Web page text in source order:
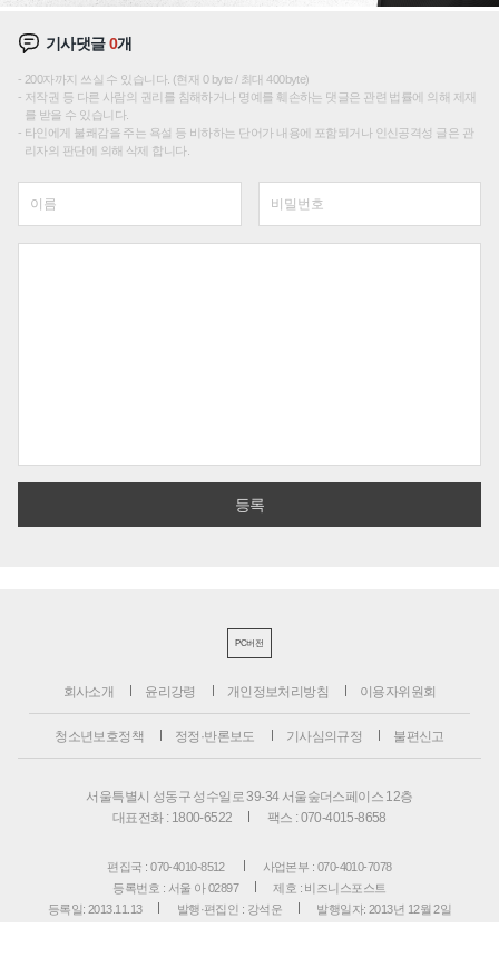
기사댓글0개
200자까지 쓰실 수 있습니다. (현재 0 byte / 최대 400byte)
저작권 등 다른 사람의 권리를 침해하거나 명예를 훼손하는 댓글은 관련 법률에 의해 제재
를 받을 수 있습니다.
타인에게 불쾌감을 주는 욕설 등 비하하는 단어가 내용에 포함되거나 인신공격성 글은 관
리자의 판단에 의해 삭제 합니다.
PC버전
회사소개 윤리강령 개인정보처리방침 이용자위원회
청소년보호정책 정정·반론보도 기사심의규정 불편신고
서울특별시 성동구 성수일로 39-34 서울숲더스페이스 12층
대표전화 : 1800-6522
팩스 : 070-4015-8658
편집국 : 070-4010-8512
사업본부 : 070-4010-7078
등록번호 : 서울 아 02897
제호 : 비즈니스포스트
등록일: 2013.11.13
발행·편집인 : 강석운
발행일자: 2013년 12월 2일